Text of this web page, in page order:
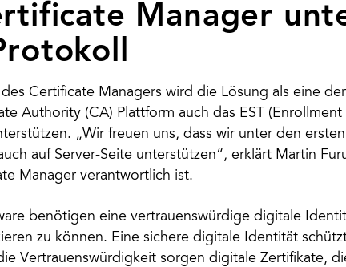
Manager
Certificate Managers wird die Lösung als eine
Authority (CA) Plattform auch das EST (Enrollment
„Wir freuen uns, dass wir unter den
auf Server-Seite unterstützen“, erklärt Martin
Manager verantwortlich ist.
benötigen eine vertrauenswürdige digitale
zu können. Eine sichere digitale Identität
Vertrauenswürdigkeit sorgen digitale Zertifikate,